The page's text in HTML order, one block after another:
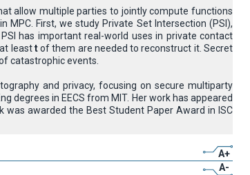
allow multiple parties to jointly compute functions
First, we study Private Set Intersection (PSI),
has important real-world uses in private contact
leasttof them are needed to reconstruct it. Secret
catastrophic events.
and privacy, focusing on secure multiparty
degrees in EECS from MIT. Her work has appeared
was awarded the Best Student Paper Award in ISC
A+
A-